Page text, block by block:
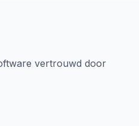
vertrouwd door